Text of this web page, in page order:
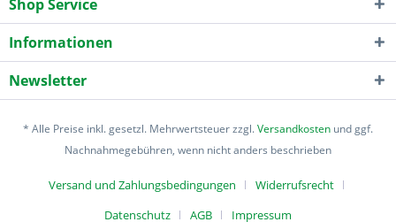
Shop Service
Informationen
Newsletter
* Alle Preise inkl. gesetzl. Mehrwertsteuer zzgl.Versandkosten und ggf.
Nachnahmegebühren, wenn nicht anders beschrieben
Versand und Zahlungsbedingungen
Widerrufsrecht
Datenschutz
AGB Impressum